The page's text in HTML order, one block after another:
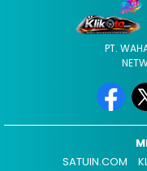
PT.
SATUIN.COM